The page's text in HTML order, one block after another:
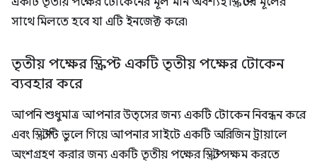
সাথে মিলতে হবে যা এটি ইনজেক্ট করে৷
তৃতীয় পক্ষের স্ক্রিপ্ট একটি তৃতীয় পক্ষের টোকেন
ব্যবহার করে
আপনি শুধুমাত্র আপনার উত্সের জন্য একটি টোকেন নিবন্ধন করে
এবং স্ক্রিপ্টটি ভুলে গিয়ে আপনার সাইটে একটি অরিজিন ট্রায়ালে
অংশগ্রহণ করার জন্য একটি তৃতীয় পক্ষের স্ক্রিপ্ট সক্ষম করতে